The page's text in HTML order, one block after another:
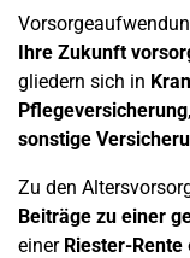
Ihre Zukunft
gliedern sich in
Pflegeversicherung,
sonstige
Zu den
Beiträge zu einer
einerRiester-Rente